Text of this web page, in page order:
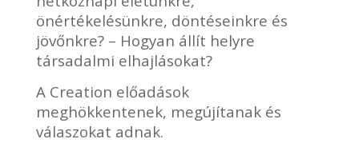
önértékelésünkre, döntéseinkre és
jövőnkre? – Hogyan állít helyre
társadalmi elhajlásokat?
A Creation előadások
meghökkentenek, megújítanak és
válaszokat adnak.